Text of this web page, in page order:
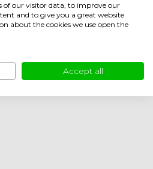
of our visitor data, to improve our
and to give you a great website
about the cookies we use open the
Accept all